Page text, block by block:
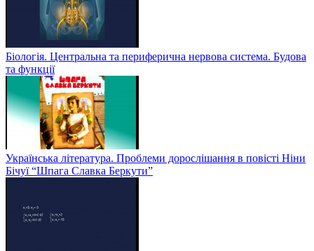
Біологія. Центральна та периферична нервова система. Будова
та функції
Українська література. Проблеми дорослішання в повісті Ніни
Бічуї “Шпага Славка Беркути”